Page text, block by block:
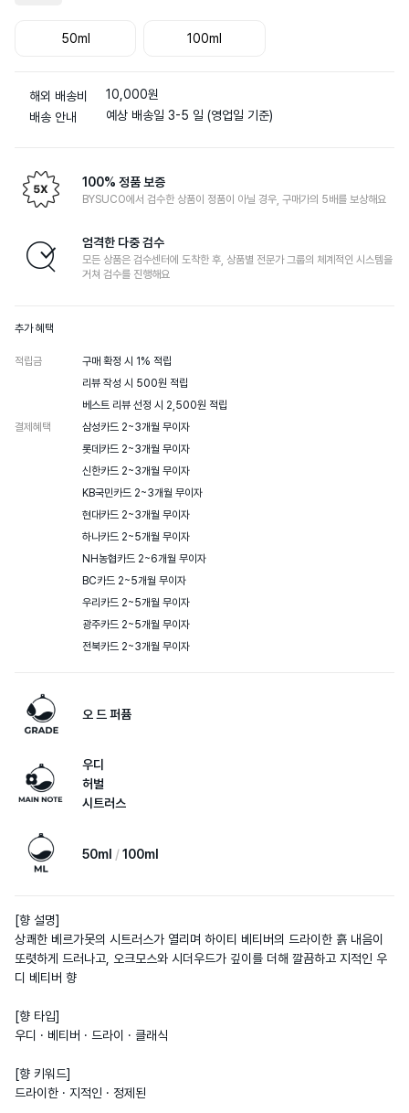
50ml 100ml
해외 배송비
10,000원
배송 안내
예상 배송일 3-5 일 (영업일 기준)
100% 정품 보증
BYSUCO에서 검수한 상품이 정품이 아닐 경우, 구매가의 5배를 보상해요
엄격한 다중 검수
모든 상품은 검수센터에 도착한 후, 상품별 전문가 그룹의 체계적인 시스템을
거쳐 검수를 진행해요
추가 혜택
적립금
구매 확정 시 1% 적립
리뷰 작성 시 500원 적립
베스트 리뷰 선정 시 2,500원 적립
결제혜택
삼성카드 2~3개월 무이자
롯데카드 2~3개월 무이자
신한카드 2~3개월 무이자
KB국민카드 2~3개월 무이자
현대카드 2~3개월 무이자
하나카드 2~5개월 무이자
NH농협카드 2~6개월 무이자
BC카드 2~5개월 무이자
우리카드 2~5개월 무이자
광주카드 2~5개월 무이자
전북카드 2~3개월 무이자
오 드 퍼퓸
우디
허벌
시트러스
50ml 100ml
[향 설명]
상쾌한 베르가못의 시트러스가 열리며 하이티 베티버의 드라이한 흙 내음이
또렷하게 드러나고, 오크모스와 시더우드가 깊이를 더해 깔끔하고 지적인 우
디 베티버 향
[향 타입]
우디 · 베티버 · 드라이 · 클래식
[향 키워드]
드라이한 · 지적인 · 정제된